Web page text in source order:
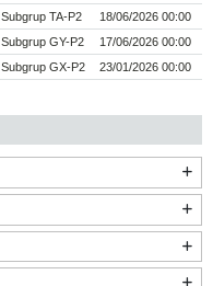
Subgrup TA-P2
18/06/2026 00:00
Subgrup GY-P2
17/06/2026 00:00
Subgrup GX-P2 23/01/2026 00:00